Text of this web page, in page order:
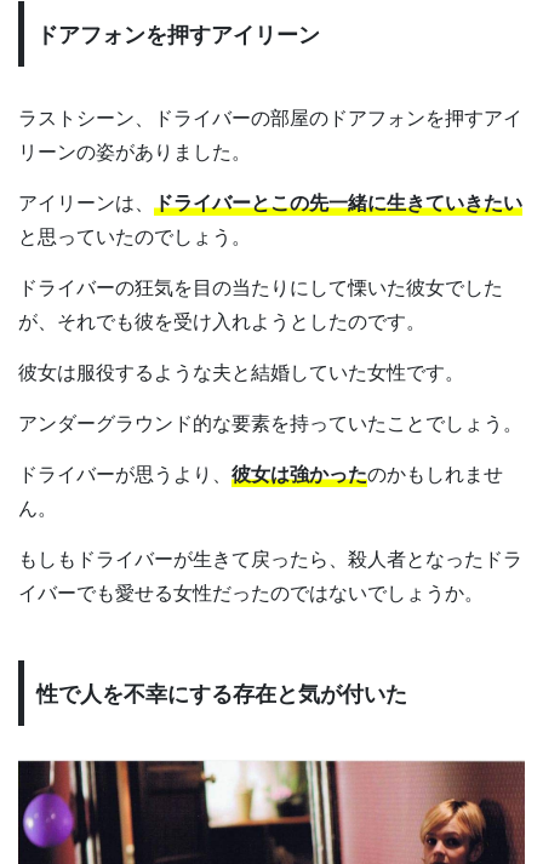
ドアフォンを押すアイリーン
ラストシーン、ドライバーの部屋のドアフォンを押すアイ
リーンの姿がありました。
アイリーンは、 ドライバーとこの先一緒に生きていきたい
と思っていたのでしょう。
ドライバーの狂気を目の当たりにして慄いた彼女でした
が、それでも彼を受け入れようとしたのです。
彼女は服役するような夫と結婚していた女性です。
アンダーグラウンド的な要素を持っていたことでしょう。
ドライバーが思うより、 彼女は強かったのかもしれませ
ん。
もしもドライバーが生きて戻ったら、殺人者となったドラ
イバーでも愛せる女性だったのではないでしょうか。
性で人を不幸にする存在と気が付いた